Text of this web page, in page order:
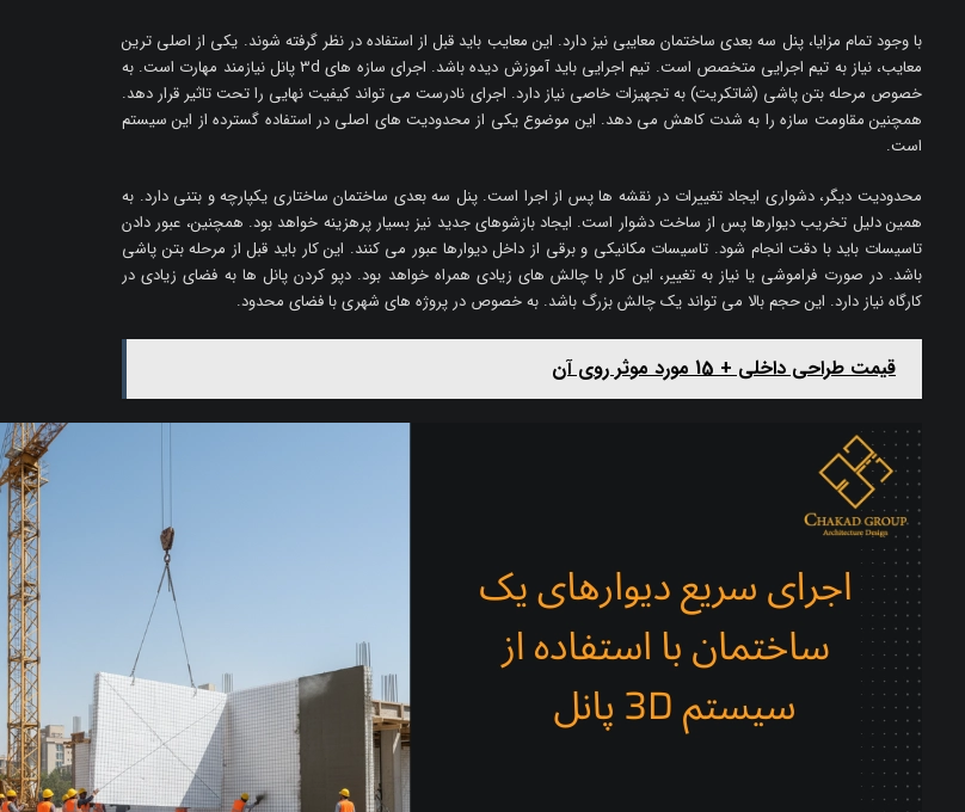
با وجود تمام مزایا، پنل سه بعدی ساختمان معایبی نیز دارد. این معایب باید قبل از استفاده در نظر گرفته شوند. یکی از اصلی ترین
معایب، نیاز به تیم اجرایی متخصص است. تیم اجرایی باید آموزش دیده باشد. اجرای سازه های 3d پانل نیازمند مهارت است. به
خصوص مرحله بتن پاشی (شاتکریت) به تجهیزات خاصی نیاز دارد. اجرای نادرست می تواند کیفیت نهایی را تحت تاثیر قرار دهد.
همچنین مقاومت سازه را به شدت کاهش می دهد. این موضوع یکی از محدودیت های اصلی در استفاده گسترده از این سیستم
است.
محدودیت دیگر، دشواری ایجاد تغییرات در نقشه ها پس از اجرا است. پنل سه بعدی ساختمان ساختاری یکپارچه و بتنی دارد. به
همین دلیل تخریب دیوارها پس از ساخت دشوار است. ایجاد بازشوهای جدید نیز بسیار پرهزینه خواهد بود. همچنین، عبور دادن
تاسیسات باید با دقت انجام شود. تاسیسات مکانیکی و برقی از داخل دیوارها عبور می کنند. این کار باید قبل از مرحله بتن پاشی
باشد. در صورت فراموشی یا نیاز به تغییر، این کار با چالش های زیادی همراه خواهد بود. دپو کردن پانل ها به فضای زیادی در
کارگاه نیاز دارد. این حجم بالا می تواند یک چالش بزرگ باشد. به خصوص در پروژه های شهری با فضای محدود.
قیمت طراحی داخلی + 15 مورد موثر روی آن